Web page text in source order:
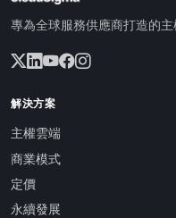
專為全球服務供應商打造的主
解決方案
主權雲端
商業模式
定價
永續發展